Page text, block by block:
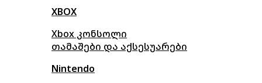
XBOX
Xbox კონსოლი
თამაშები და აქსესუარები
Nintendo